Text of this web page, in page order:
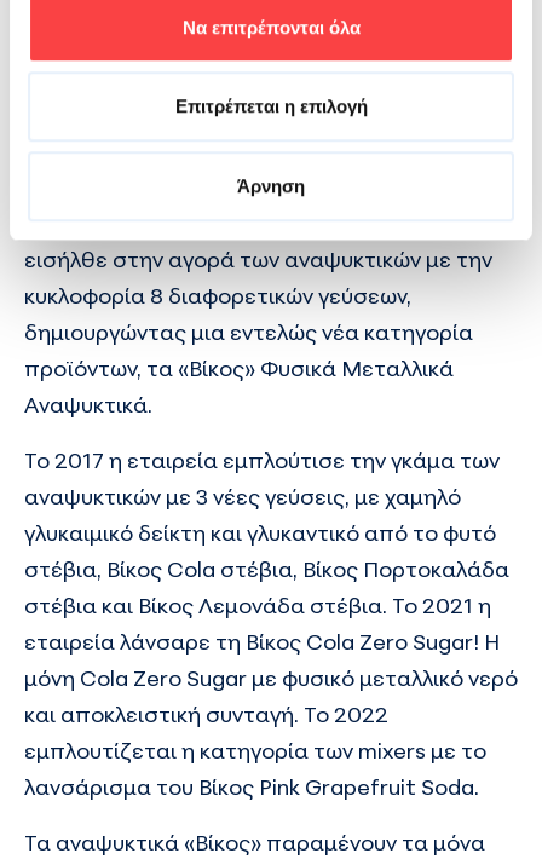
Να επιτρέπονται όλα
Επιτρέπεται η επιλογή
Άρνηση
Στις εγκαταστάσεις της, που καλύπτουν
στρεμμάτων, η εταιρεία αξιοποιεί 7 πηγές
Επιπλέον, το 2014, μετά από δύο χρόνια
εισήλθε στην αγορά των αναψυκτικών με την
κυκλοφορία 8 διαφορετικών γεύσεων,
δημιουργώντας μια εντελώς νέα κατηγορία
προϊόντων, τα «Βίκος» Φυσικά Μεταλλικά
Αναψυκτικά.
Το 2017 η εταιρεία εμπλούτισε την γκάμα των
αναψυκτικών με 3 νέες γεύσεις, με χαμηλό
γλυκαιμικό δείκτη και γλυκαντικό από το φυτό
στέβια, Βίκος Cola στέβια, Βίκος Πορτοκαλάδα
στέβια και Βίκος Λεμονάδα στέβια. Το 2021 η
εταιρεία λάνσαρε τη Βίκος Cola Zero Sugar! Η
μόνη Cola Zero Sugar με φυσικό μεταλλικό νερό
και αποκλειστική συνταγή. Το 2022
εμπλουτίζεται η κατηγορία των mixers με το
λανσάρισμα του Βίκος Pink Grapefruit Soda.
Τα αναψυκτικά «Βίκος» παραμένουν τα μόνα